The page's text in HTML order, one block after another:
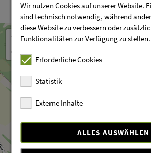
+
−
Leaflet| ©
Wir nutzen Cookies auf unserer Website.
sind technisch notwendig, während
diese Website zu verbessern oder
Funktionalitäten zur Verfügung zu stellen.
Erforderliche Cookies
Statistik
Externe Inhalte
ALLES AUSWÄHLEN